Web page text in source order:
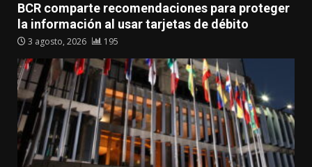
BCR comparte recomendaciones para proteger
la información al usar tarjetas de débito
3 agosto, 2026 195